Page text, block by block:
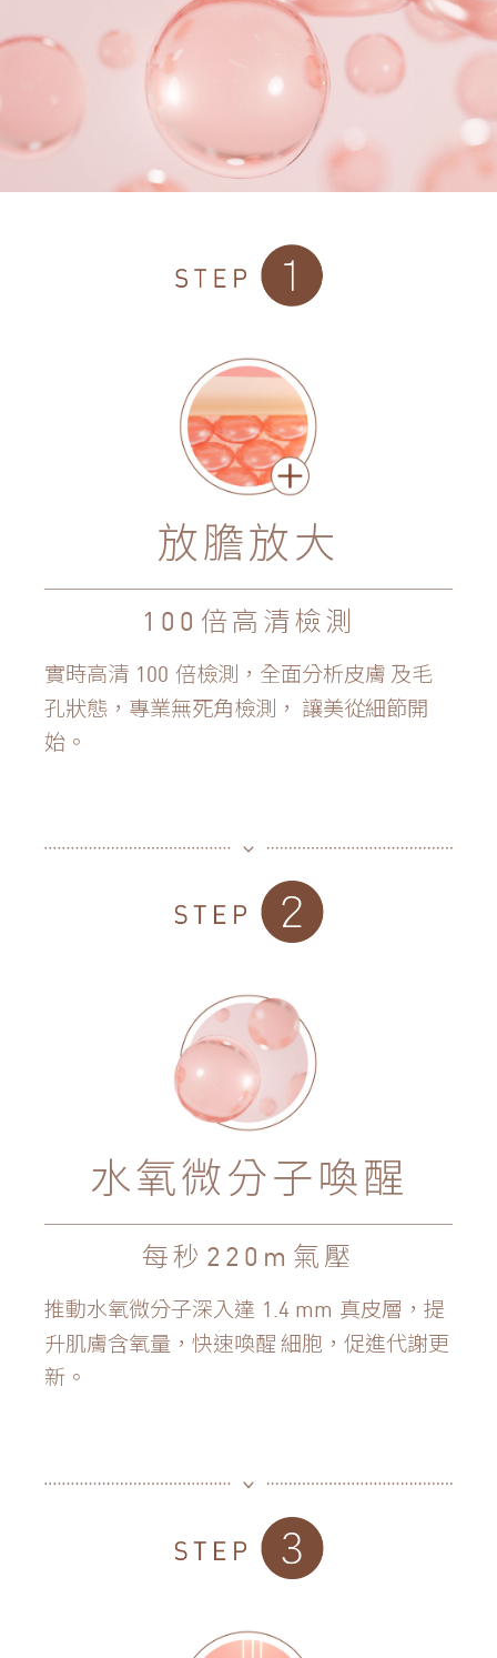
放膽放大
100 倍高清檢測
實時高清 100 倍檢測，全面分析皮膚 及毛
孔狀態，專業無死角檢測， 讓美從細節開
始。
水氧微分子喚醒
每秒 220m 氣壓
推動水氧微分子深入達 1.4 mm 真皮層，提
升肌膚含氧量，快速喚醒細胞，促進代謝更
新。